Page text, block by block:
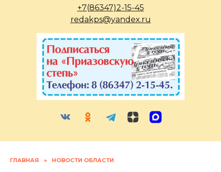
+7(86347)2-15-45
redakps@yandex.ru
ГЛАВНАЯ » НОВОСТИ ОБЛАСТИ